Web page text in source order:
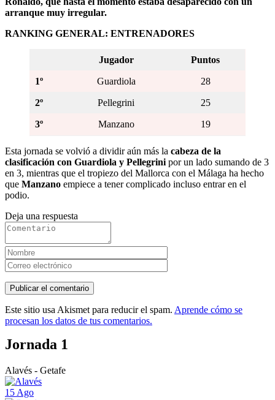
arranque muy irregular.
RANKING GENERAL: ENTRENADORES
Jugador Puntos
1º Guardiola 28
2º Pellegrini 25
3º Manzano 19
Esta jornada se volvió a dividir aún más la cabeza de la
clasificación con Guardiola y Pellegrinipor un lado sumando de 3
en 3, mientras que el tropiezo del Mallorca con el Málaga ha hecho
que Manzano empiece a tener complicado incluso entrar en el
podio.
Deja una respuesta
Este sitio usa Akismet para reducir el spam. Aprende cómo se
procesan los datos de tus comentarios.
Jornada 1
Alavés - Getafe
15 Ago